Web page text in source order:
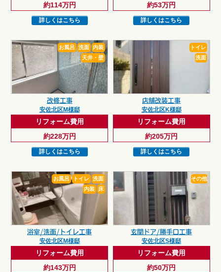
約114万円
詳しくはこちら
約53万円
詳しくはこちら
お風呂 洗面
内装
天井・壁
改修工事
安佐北区M様邸
リフォーム費用
約228万円
詳しくはこちら
トイレ
洗面
店舗改装工事
安佐北区K様邸
リフォーム費用
約205万円
詳しくはこちら
お風呂 トイレ
洗面
内装
床
浴室/洗面/トイレ工事
安佐北区M様邸
リフォーム費用
約143万円
その他
玄関ドア/勝手口工事
安佐北区S様邸
リフォーム費用
約50万円